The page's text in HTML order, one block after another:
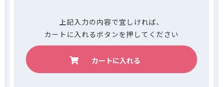
上記入力の内容で宜しければ、
カートに入れるボタンを押してください
カートに入れる